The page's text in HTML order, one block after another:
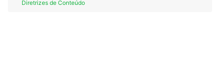
Diretrizes de Conteúdo